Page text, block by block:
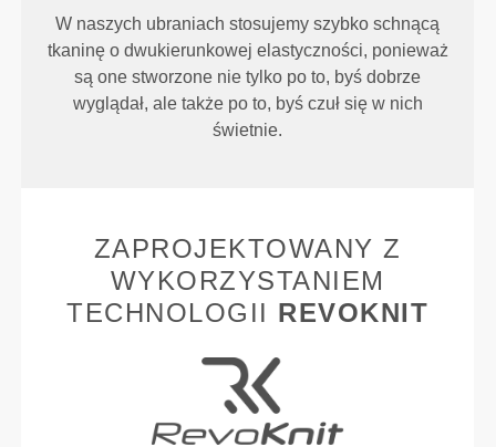
W naszych ubraniach stosujemy szybko schnącą
tkaninę o dwukierunkowej elastyczności, ponieważ
są one stworzone nie tylko po to, byś dobrze
wyglądał, ale także po to, byś czuł się w nich
świetnie.
ZAPROJEKTOWANY Z
WYKORZYSTANIEM
TECHNOLOGII REVOKNIT